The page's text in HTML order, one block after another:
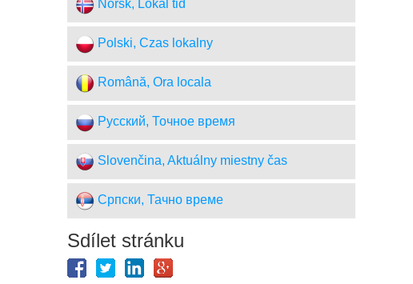
Norsk, Lokal tid
Polski, Czas lokalny
Română, Ora locala
Русский, Точное время
Slovenčina, Aktuálny miestny čas
Српски, Тачно време
Sdílet stránku